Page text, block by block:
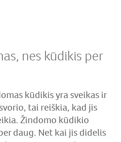
nes kūdikis per
kūdikis yra sveikas ir
tai reiškia, kad jis
Žindomo kūdikio
daug. Net kai jis didelis